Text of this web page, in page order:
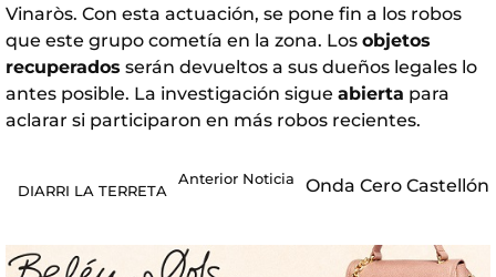
Vinaròs. Con esta actuación, se pone fin a los robos
que este grupo cometía en la zona. Los objetos
recuperados serán devueltos a sus dueños legales lo
antes posible. La investigación sigue abierta para
aclarar si participaron en más robos recientes.
DIARRI LA TERRETA
Anterior Noticia Onda Cero Castellón